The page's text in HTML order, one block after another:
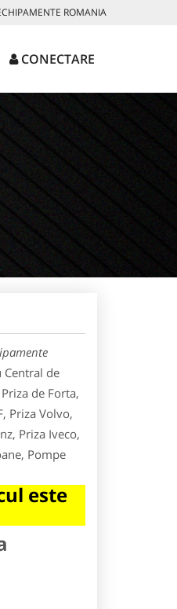
ROMANIA
CONECTARE
de
de Forta,
Priza Volvo,
Priza Iveco,
Pompe
este